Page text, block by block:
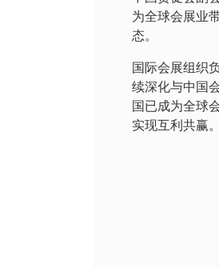
为全球会展业
态。
国际会展组织
续深化与中国
国已成为全球
实现互利共赢。